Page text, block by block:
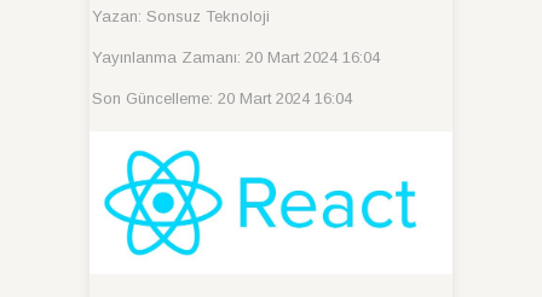
Yazan: Sonsuz Teknoloji
Yayınlanma Zamanı: 20 Mart 2024 16:04
Son Güncelleme: 20 Mart 2024 16:04